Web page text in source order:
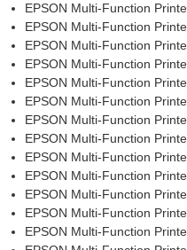
EPSON Multi-Function
EPSON Multi-Function
EPSON Multi-Function
EPSON Multi-Function
EPSON Multi-Function
EPSON Multi-Function
EPSON Multi-Function
EPSON Multi-Function
EPSON Multi-Function
EPSON Multi-Function
EPSON Multi-Function
EPSON Multi-Function
EPSON Multi-Function